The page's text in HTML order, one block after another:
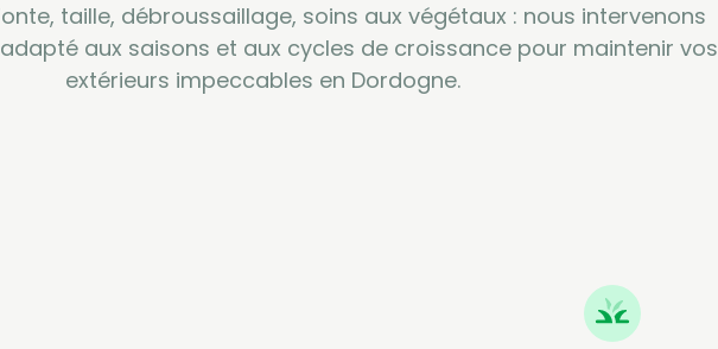
taille, débroussaillage, soins aux végétaux : nous intervenons
aux saisons et aux cycles de croissance pour maintenir vos
extérieurs impeccables en Dordogne.